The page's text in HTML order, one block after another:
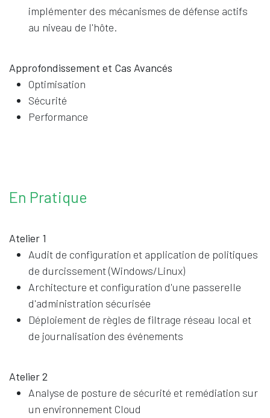
implémenter des mécanismes de défense actifs
au niveau de l'hôte.
Approfondissement et Cas Avancés
Optimisation
Sécurité
Performance
En Pratique
Atelier 1
Audit de configuration et application de politiques
de durcissement (Windows/Linux)
Architecture et configuration d'une passerelle
d'administration sécurisée
Déploiement de règles de filtrage réseau local et
de journalisation des événements
Atelier 2
Analyse de posture de sécurité et remédiation sur
un environnement Cloud